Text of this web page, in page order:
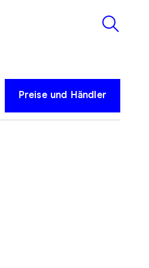
Testberichte
Preise und Händler